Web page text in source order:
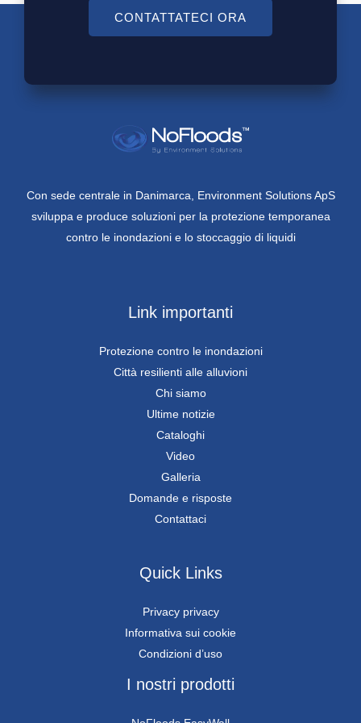
CONTATTATECI ORA
Con sede centrale in Danimarca, Environment Solutions ApS
sviluppa e produce soluzioni per la protezione temporanea
contro le inondazioni e lo stoccaggio di liquidi
Link importanti
Protezione contro le inondazioni
Città resilienti alle alluvioni
Chi siamo
Ultime notizie
Cataloghi
Video
Galleria
Domande e risposte
Contattaci
Quick Links
Privacy privacy
Informativa sui cookie
Condizioni d’uso
I nostri prodotti